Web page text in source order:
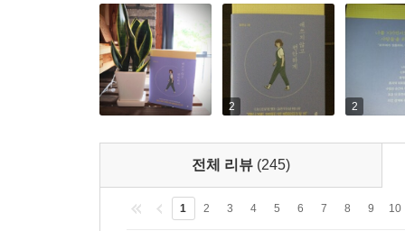
『애쓰지 않고 편안하게』 사전 독자단의 반응
독자들 역시 “나를 위로하고, 돌아보고, 스스로 좀
필요한 친구에게 이 책을 선물해주고 싶다” 등
힘들어하는 친구, 가족과의 관계가 버거운 자신,
되어야만 진정한 관계를 맺을 수 있다. 그리고
기다림이 결코 헛되지 않을 것이다.
2 2
전체 리뷰 (245)
1 2 3 4 5 6 7 8 9 10